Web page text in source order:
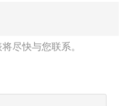
尽快与您联系。